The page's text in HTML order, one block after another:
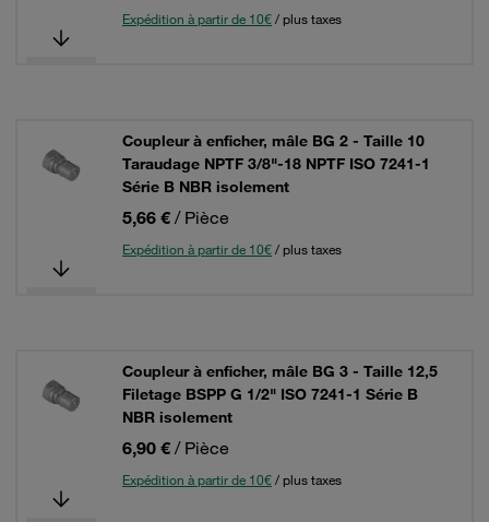
Expédition à partir de 10€/ plus taxes
Coupleur à enficher, mâle BG 2 - Taille 10
Taraudage NPTF 3/8"-18 NPTF ISO 7241-1
Série B NBR isolement
5,66 € / Pièce
Expédition à partir de 10€/ plus taxes
Coupleur à enficher, mâle BG 3 - Taille 12,5
Filetage BSPP G 1/2" ISO 7241-1 Série B
NBR isolement
6,90 € / Pièce
Expédition à partir de 10€/ plus taxes